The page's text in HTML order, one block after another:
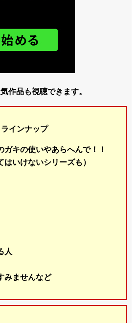
作品も視聴できます。
インナップ
ガキの使いやあらへんで！！
はいけないシリーズも）
人
みませんなど